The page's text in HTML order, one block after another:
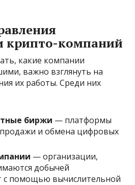
крипто-компаний
какие компании
важно взглянуть на
их работы. Среди них
биржи — платформы
и обмена цифровых
— организации,
добычей
с помощью вычислительной